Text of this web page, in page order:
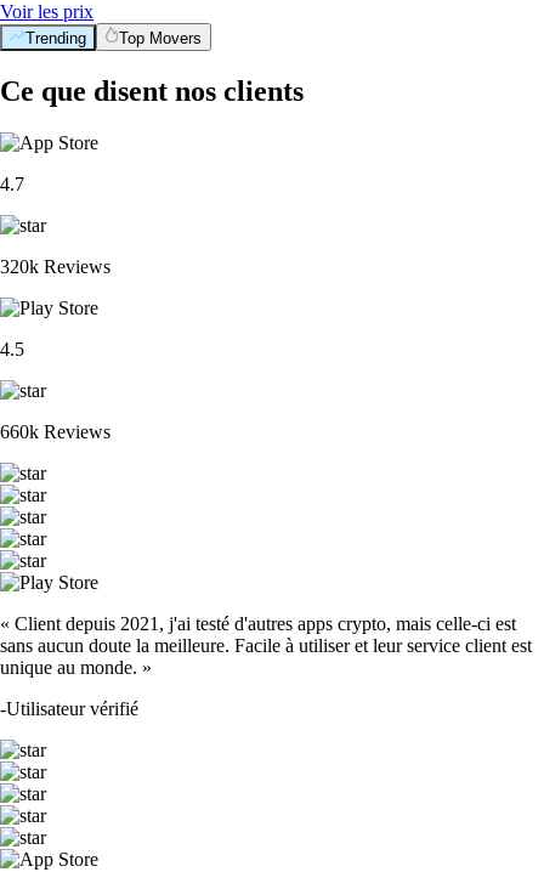
Voir les prix
Trending Top Movers
Ce que disent nos clients
4.7
320k Reviews
4.5
660k Reviews
« Client depuis 2021, j'ai testé d'autres apps crypto, mais celle-ci est
sans aucun doute la meilleure. Facile à utiliser et leur service client est
unique au monde. »
-Utilisateur vérifié